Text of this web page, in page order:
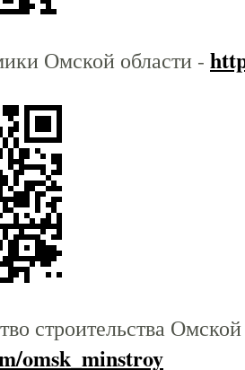
Омской области -
строительства
omsk_minstroy